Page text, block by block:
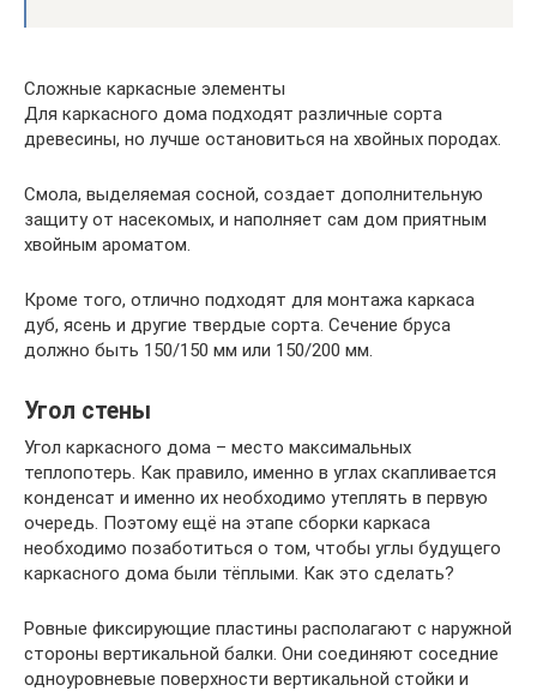
Сложные каркасные элементы
Для каркасного дома подходят различные сорта
древесины, но лучше остановиться на хвойных породах.
Смола, выделяемая сосной, создает дополнительную
защиту от насекомых, и наполняет сам дом приятным
хвойным ароматом.
Кроме того, отлично подходят для монтажа каркаса
дуб, ясень и другие твердые сорта. Сечение бруса
должно быть 150/150 мм или 150/200 мм.
Угол стены
Угол каркасного дома – место максимальных
теплопотерь. Как правило, именно в углах скапливается
конденсат и именно их необходимо утеплять в первую
очередь. Поэтому ещё на этапе сборки каркаса
необходимо позаботиться о том, чтобы углы будущего
каркасного дома были тёплыми. Как это сделать?
Ровные фиксирующие пластины располагают с наружной
стороны вертикальной балки. Они соединяют соседние
одноуровневые поверхности вертикальной стойки и